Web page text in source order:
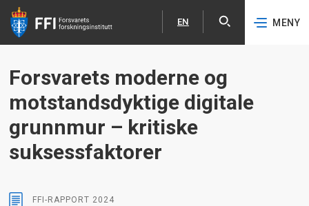
Hopp til hovedinnhold
EN
English MENY
Forsvarets moderne og
motstandsdyktige digitale
grunnmur – kritiske
suksessfaktorer
FFI-RAPPORT 2024